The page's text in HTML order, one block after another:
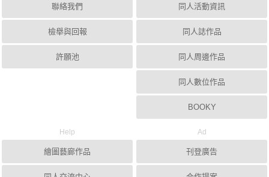
聯絡我們
檢舉與回報
許願池
同人活動資訊
同人誌作品
同人周邊作品
同人數位作品
BOOKY
Help
繪圖藝廊作品
Ad
刊登廣告